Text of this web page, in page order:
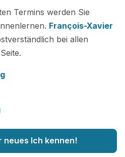
Termins werden Sie
François-Xavier
bei allen
neues Ich kennen!